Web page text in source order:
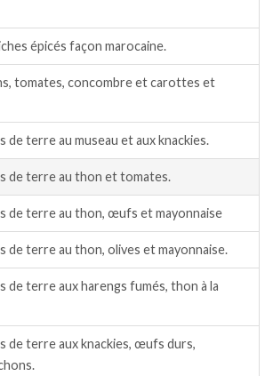
épicés façon marocaine.
tomates, concombre et carottes et
de terre au museau et aux knackies.
de terre au thon et tomates.
de terre au thon, œufs et mayonnaise
de terre au thon, olives et mayonnaise.
de terre aux harengs fumés, thon à la
de terre aux knackies, œufs durs,